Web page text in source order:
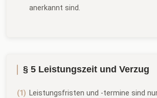
anerkannt sind.
§ 5 Leistungszeit und Verzug
Leistungsfristen und -termine sind